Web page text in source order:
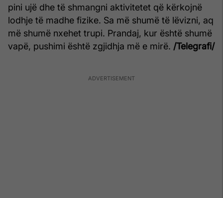
pini ujë dhe të shmangni aktivitetet që kërkojnë
lodhje të madhe fizike. Sa më shumë të lëvizni, aq
më shumë nxehet trupi. Prandaj, kur është shumë
vapë, pushimi është zgjidhja më e mirë. /Telegrafi/